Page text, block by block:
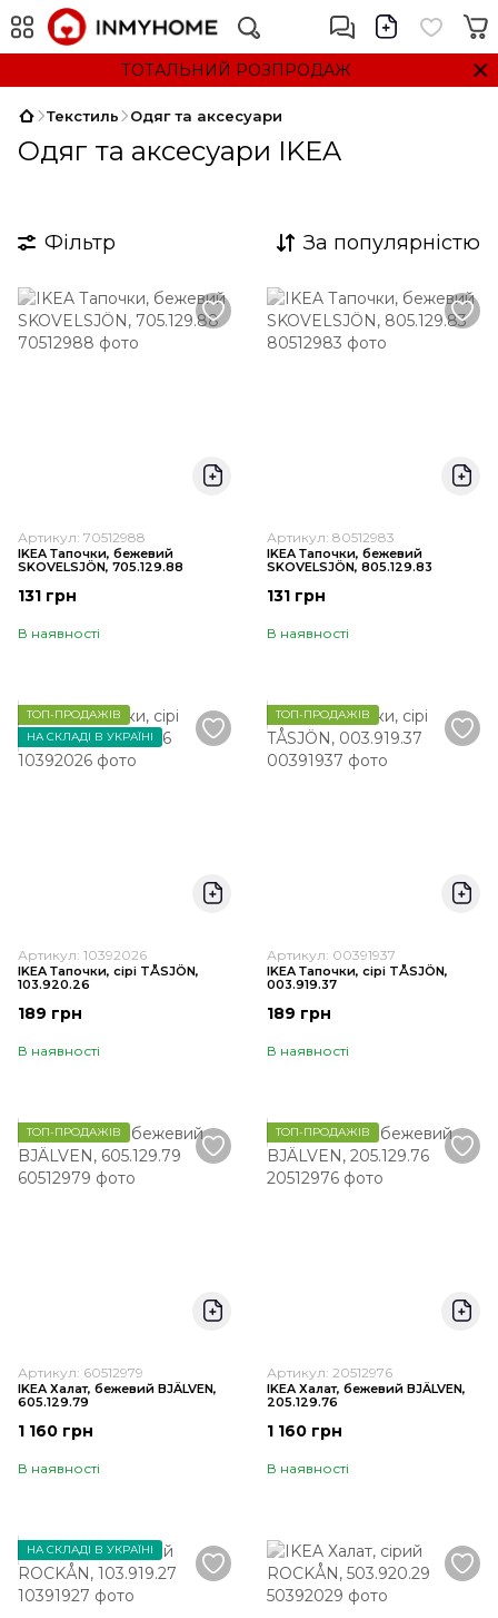
ТОТАЛЬНИЙ РОЗПРОДАЖ
Текстиль Одяг та аксесуари
Одяг та аксесуари IKEA
Фільтр За популярністю
Артикул: 70512988
IKEA Тапочки, бежевий
SKOVELSJÖN, 705.129.88
131 грн
В наявності
Артикул: 80512983
IKEA Тапочки, бежевий
SKOVELSJÖN, 805.129.83
131 грн
В наявності
ТОП-ПРОДАЖІВ
НА СКЛАДІ В УКРАЇНІ
Артикул: 10392026
IKEA Тапочки, сірі TÅSJÖN,
103.920.26
189 грн
В наявності
ТОП-ПРОДАЖІВ
Артикул: 00391937
IKEA Тапочки, сірі TÅSJÖN,
003.919.37
189 грн
В наявності
ТОП-ПРОДАЖІВ
Артикул: 60512979
IKEA Халат, бежевий BJÄLVEN,
605.129.79
1 160 грн
В наявності
ТОП-ПРОДАЖІВ
Артикул: 20512976
IKEA Халат, бежевий BJÄLVEN,
205.129.76
1 160 грн
В наявності
НА СКЛАДІ В УКРАЇНІ